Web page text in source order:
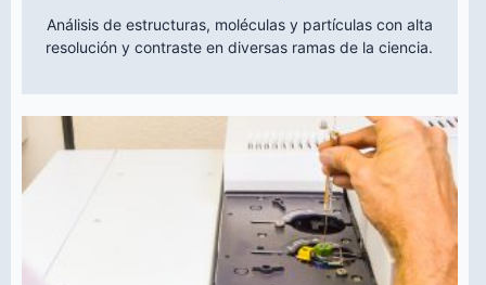
Análisis de estructuras, moléculas y partículas con alta
resolución y contraste en diversas ramas de la ciencia.